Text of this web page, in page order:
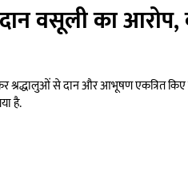
वसूली का
श्रद्धालुओं से दान और आभूषण एकत्रित
है.